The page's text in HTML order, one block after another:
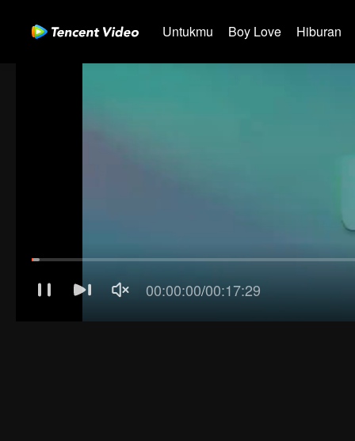
Untukmu Boy Love Hiburan